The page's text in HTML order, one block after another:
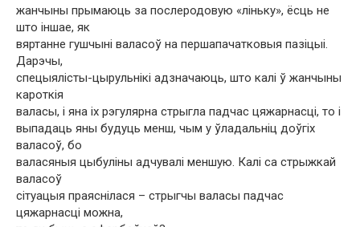
жанчыны прымаюць за послеродовую «ліньку», ёсць не
што іншае, як
вяртанне гушчыні валасоў на першапачатковыя пазіцыі.
Дарэчы,
спецыялісты-цырульнікі адзначаюць, што калі ў жанчыны
кароткія
валасы, і яна іх рэгулярна стрыгла падчас цяжарнасці, то і
выпадаць яны будуць менш, чым у ўладальніц доўгіх
валасоў, бо
валасяныя цыбуліны адчувалі меншую. Калі са стрыжкай
валасоў
сітуацыя праяснілася – стрыгчы валасы падчас
цяжарнасці можна,